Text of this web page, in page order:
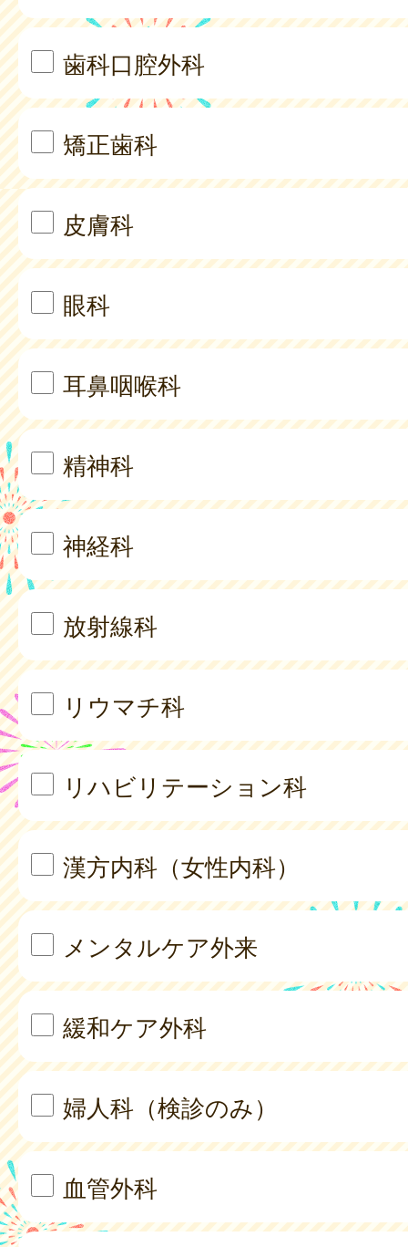
歯科口腔外科
矯正歯科
皮膚科
眼科
耳鼻咽喉科
精神科
神経科
放射線科
リウマチ科
リハビリテーション科
漢方内科（女性内科）
メンタルケア外来
緩和ケア外科
婦人科（検診のみ）
血管外科